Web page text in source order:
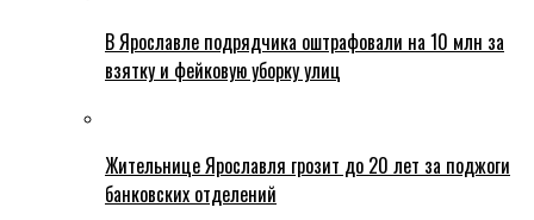
В Ярославле подрядчика оштрафовали на 10 млн за
взятку и фейковую уборку улиц
Жительнице Ярославля грозит до 20 лет за поджоги
банковских отделений